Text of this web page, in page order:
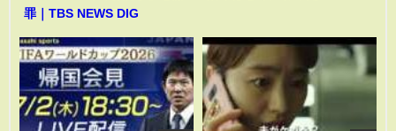
罪｜TBS NEWS DIG